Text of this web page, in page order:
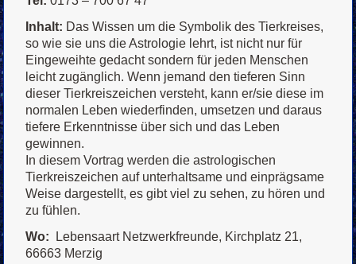
Inhalt: Das Wissen um die Symbolik des Tierkreises,
so wie sie uns die Astrologie lehrt, ist nicht nur für
Eingeweihte gedacht sondern für jeden Menschen
leicht zugänglich. Wenn jemand den tieferen Sinn
dieser Tierkreiszeichen versteht, kann er/sie diese im
normalen Leben wiederfinden, umsetzen und daraus
tiefere Erkenntnisse über sich und das Leben
gewinnen.
In diesem Vortrag werden die astrologischen
Tierkreiszeichen auf unterhaltsame und einprägsame
Weise dargestellt, es gibt viel zu sehen, zu hören und
zu fühlen.
Wo:
Lebensaart Netzwerkfreunde, Kirchplatz 21,
66663 Merzig